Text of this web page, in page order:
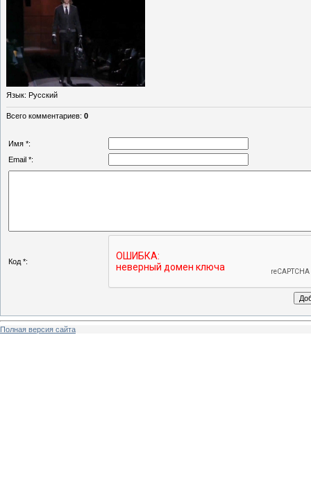
Язык: Русский
Всего комментариев: 0
Имя *:
Email *:
Код *:
Полная версия сайта